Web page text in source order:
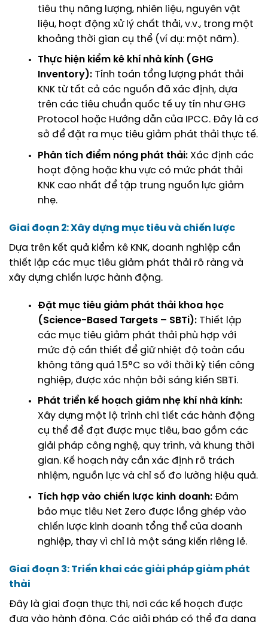
tiêu thụ năng lượng, nhiên liệu, nguyên vật
liệu, hoạt động xử lý chất thải, v.v., trong một
khoảng thời gian cụ thể (ví dụ: một năm).
Thực hiện kiểm kê khí nhà kính (GHG
Inventory): Tính toán tổng lượng phát thải
KNK từ tất cả các nguồn đã xác định, dựa
trên các tiêu chuẩn quốc tế uy tín như GHG
Protocol hoặc Hướng dẫn của IPCC. Đây là cơ
sở để đặt ra mục tiêu giảm phát thải thực tế.
Phân tích điểm nóng phát thải: Xác định các
hoạt động hoặc khu vực có mức phát thải
KNK cao nhất để tập trung nguồn lực giảm
nhẹ.
Giai đoạn 2: Xây dựng mục tiêu và chiến lược
Dựa trên kết quả kiểm kê KNK, doanh nghiệp cần
thiết lập các mục tiêu giảm phát thải rõ ràng và
xây dựng chiến lược hành động.
Đặt mục tiêu giảm phát thải khoa học
(Science-Based Targets – SBTi): Thiết lập
các mục tiêu giảm phát thải phù hợp với
mức độ cần thiết để giữ nhiệt độ toàn cầu
không tăng quá 1.5°C so với thời kỳ tiền công
nghiệp, được xác nhận bởi sáng kiến SBTi.
Phát triển kế hoạch giảm nhẹ khí nhà kính:
Xây dựng một lộ trình chi tiết các hành động
cụ thể để đạt được mục tiêu, bao gồm các
giải pháp công nghệ, quy trình, và khung thời
gian. Kế hoạch này cần xác định rõ trách
nhiệm, nguồn lực và chỉ số đo lường hiệu quả.
Tích hợp vào chiến lược kinh doanh: Đảm
bảo mục tiêu Net Zero được lồng ghép vào
chiến lược kinh doanh tổng thể của doanh
nghiệp, thay vì chỉ là một sáng kiến riêng lẻ.
Giai đoạn 3: Triển khai các giải pháp giảm phát
thải
Đây là giai đoạn thực thi, nơi các kế hoạch được
đưa vào hành động. Các giải pháp có thể đa dạng